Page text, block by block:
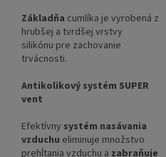
Základňa cumlíka je vyrobená z
hrubšej a tvrdšej vrstvy
silikónu pre zachovanie
trvácnosti.
Antikolikový systém SUPER
vent
Efektívny systém nasávania
vzduchu eliminuje množstvo
prehĺtania vzduchu a zabraňuje